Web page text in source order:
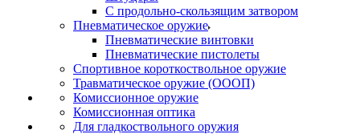
С продольно-скользящим затвором
Пневматическое оружие
Пневматические винтовки
Пневматические пистолеты
Спортивное короткоствольное оружие
Травматическое оружие (ОООП)
Комиссионное оружие
Комиссионная оптика
Для гладкоствольного оружия